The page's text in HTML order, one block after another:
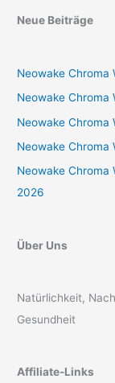
Neue Beiträge
Neowake Chroma
Neowake Chroma
Neowake Chroma
Neowake Chroma
Neowake Chroma
2026
Über Uns
Natürlichkeit,
Gesundheit
Affiliate-Links